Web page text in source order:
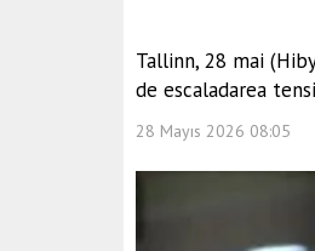
Tallinn, 28 mai
de escaladarea
28 Mayıs 2026 08:05